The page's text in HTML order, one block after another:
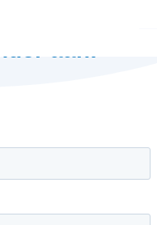
aan!